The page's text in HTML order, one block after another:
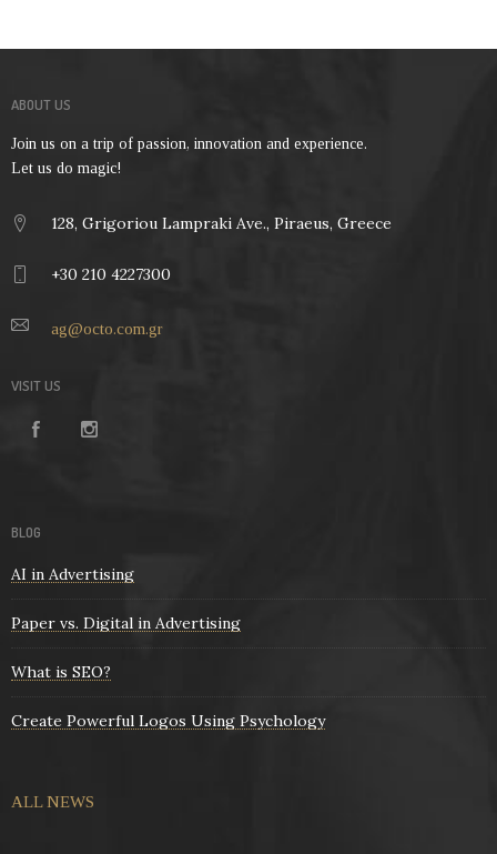
ABOUT US
Join us on a trip of passion, innovation and experience.
Let us do magic!
128, Grigoriou Lampraki Ave., Piraeus, Greece
+30 210 4227300
ag@octo.com.gr
VISIT US
BLOG
AI in Advertising
Paper vs. Digital in Advertising
What is SEO?
Create Powerful Logos Using Psychology
ALL NEWS